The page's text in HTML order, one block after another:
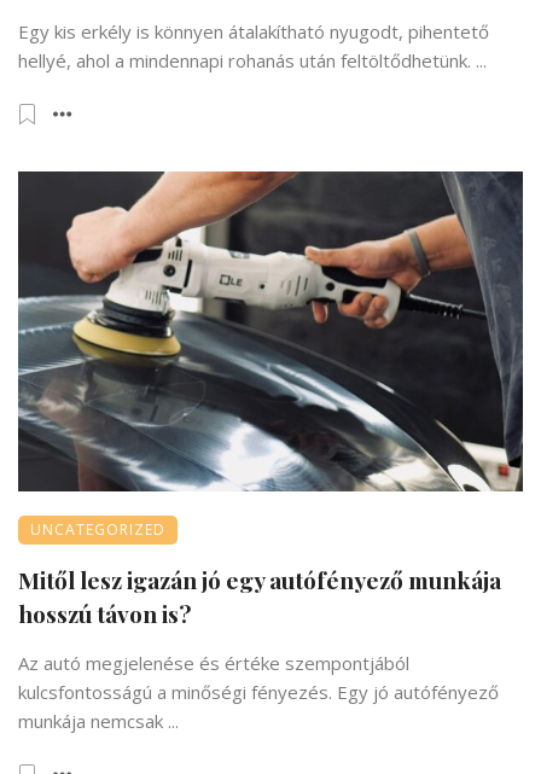
Egy kis erkély is könnyen átalakítható nyugodt, pihentető
hellyé, ahol a mindennapi rohanás után feltöltődhetünk. ...
UNCATEGORIZED
Mitől lesz igazán jó egy autófényező munkája
hosszú távon is?
Az autó megjelenése és értéke szempontjából
kulcsfontosságú a minőségi fényezés. Egy jó autófényező
munkája nemcsak ...